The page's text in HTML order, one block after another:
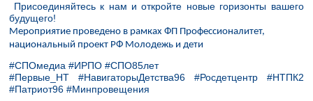
Присоединяйтесь к нам и откройте новые горизонты вашего
будущего!
Мероприятие проведено в рамках ФП Профессионалитет,
национальный проект РФ Молодежь и дети
#СПОмедиа #ИРПО #СПО85лет
#Первые_НТ #НавигаторыДетства96 #Росдетцентр #НТПК2
#Патриот96 #Минпровещения